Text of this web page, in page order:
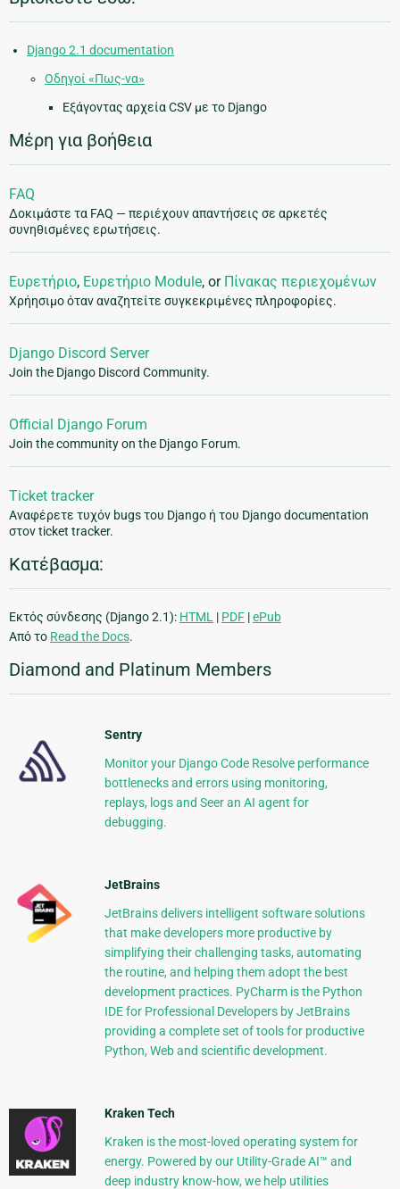
Django 2.1 documentation
Οδηγοί «Πως-να»
Εξάγοντας αρχεία CSV με το Django
Μέρη για βοήθεια
FAQ
Δοκιμάστε τα FAQ — περιέχουν απαντήσεις σε αρκετές
συνηθισμένες ερωτήσεις.
Ευρετήριο, Ευρετήριο Module, or Πίνακας περιεχομένων
Χρήησιμο όταν αναζητείτε συγκεκριμένες πληροφορίες.
Django Discord Server
Join the Django Discord Community.
Official Django Forum
Join the community on the Django Forum.
Ticket tracker
Αναφέρετε τυχόν bugs του Django ή του Django documentation
στον ticket tracker.
Κατέβασμα:
Εκτός σύνδεσης (Django 2.1): HTML | PDF |ePub
Από το Read the Docs.
Diamond and Platinum Members
Sentry
Monitor your Django Code Resolve performance
bottlenecks and errors using monitoring,
replays, logs and Seer an AI agent for
debugging.
JetBrains
JetBrains delivers intelligent software solutions
that make developers more productive by
simplifying their challenging tasks, automating
the routine, and helping them adopt the best
development practices. PyCharm is the Python
IDE for Professional Developers by JetBrains
providing a complete set of tools for productive
Python, Web and scientific development.
Kraken Tech
Kraken is the most-loved operating system for
energy. Powered by our Utility-Grade AI™ and
deep industry know-how, we help utilities